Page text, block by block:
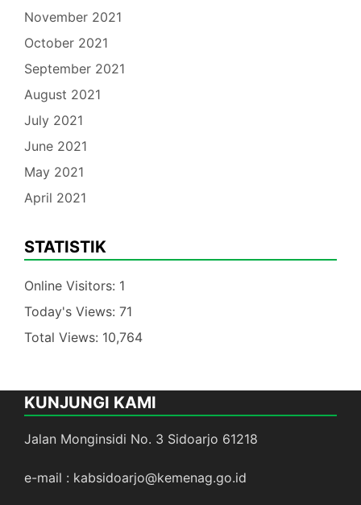
November 2021
October 2021
September 2021
August 2021
July 2021
June 2021
May 2021
April 2021
STATISTIK
Online Visitors: 1
Today's Views: 71
Total Views: 10,764
KUNJUNGI KAMI
Jalan Monginsidi No. 3 Sidoarjo 61218
e-mail : kabsidoarjo@kemenag.go.id